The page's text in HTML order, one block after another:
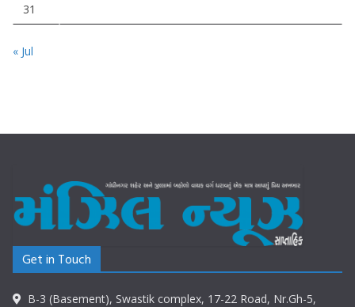
31
« Jul
Get in Touch
B-3 (Basement), Swastik complex, 17-22 Road, Nr.Gh-5,